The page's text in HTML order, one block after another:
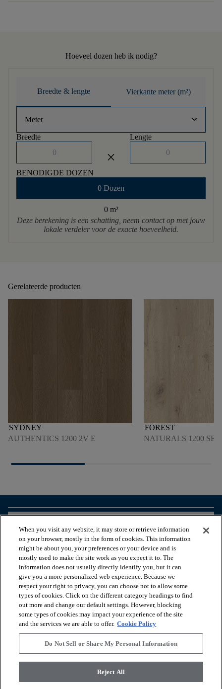
Hoeveel dozen heb ik nodig?
Breedte & lengte Vierkante meter (m²)
Meter keyboard_arrow_down
Breedte
close
Lengte
BENODIGDE DOZEN
0 Dozen
0 m²
Deze berekening is een schatting, neem contact op met jouw
lokale verdeler voor de exacte hoeveelheid.
Gerelateerde producten
SYDNEY
AUTHENTICS 1200 2V E
FOREST
NATURALS 1200
HANDIGE TOOLS
ONZE DIENSTEN
OVER ONS
inc., a Berkshire Hathaway Company
Privacybeleid
Algemene voorwaarden
When you visit any website, it may store or retrieve information
on your browser, mostly in the form of cookies. This information
might be about you, your preferences or your device and is
mostly used to make the site work as you expect it to. The
information does not usually directly identify you, but it can
give you a more personalized web experience. Because we
respect your right to privacy, you can choose not to allow some
types of cookies. Click on the different category headings to find
out more and change our default settings. However, blocking
some types of cookies may impact your experience of the site
and the services we are able to offer. Cookie Policy
Do Not Sell or Share My Personal Information
Reject All